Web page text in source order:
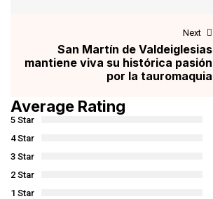
Next
San Martín de Valdeiglesias
mantiene viva su histórica pasión
por la tauromaquia
Average Rating
5 Star
4 Star
3 Star
2 Star
1 Star